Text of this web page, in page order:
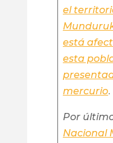
el
está
esta
mercurio.
Por
Nacional